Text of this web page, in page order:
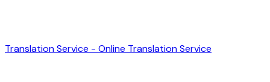
Translation Service - Online Translation Service